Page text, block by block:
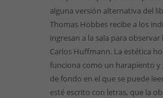
alguna versión alternativa del
Thomas Hobbes recibe a los
ingresan a la sala para
Carlos Huffmann. La estética
funciona como un harapiento y
de fondo en el que se puede
esté escrito con letras, que la